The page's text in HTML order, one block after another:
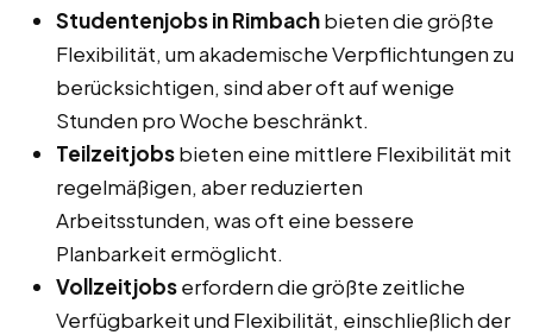
Studentenjobs in Rimbachbieten die größte
Flexibilität, um akademische Verpflichtungen zu
berücksichtigen, sind aber oft auf wenige
Stunden pro Woche beschränkt.
Teilzeitjobsbieten eine mittlere Flexibilität mit
regelmäßigen, aber reduzierten
Arbeitsstunden, was oft eine bessere
Planbarkeit ermöglicht.
Vollzeitjobserfordern die größte zeitliche
Verfügbarkeit und Flexibilität, einschließlich der